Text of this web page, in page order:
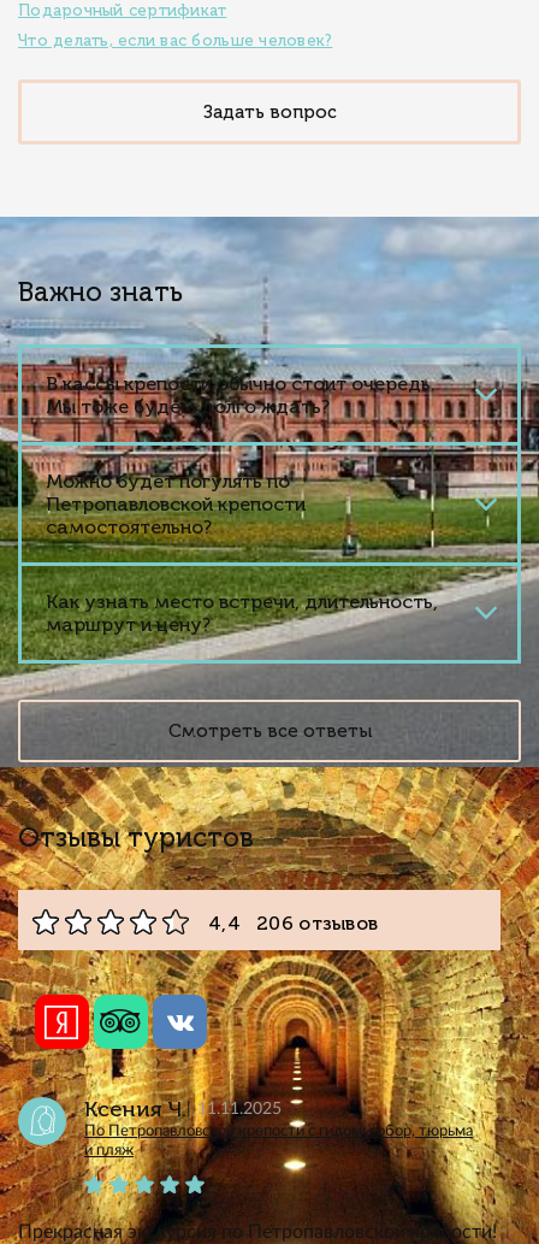
Подарочный сертификат
Что делать, если вас больше человек?
Задать вопрос
Важно знать
В кассы крепости обычно стоит очередь.
Мы тоже будем долго ждать?
Можно будет погулять по
Петропавловской крепости
самостоятельно?
Как узнать место встречи, длительность,
маршрут и цену?
Смотреть все ответы
Отзывы туристов
4,4 206 отзывов
Ксения Ч. 11.11.2025
По Петропавловской крепости с гидом: собор, тюрьма
и пляж
Прекрасная экскурсия по Петропавловской крепости!